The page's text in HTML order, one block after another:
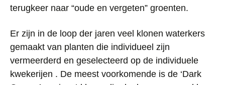
terugkeer naar “oude en vergeten” groenten.
Er zijn in de loop der jaren veel klonen waterkers
gemaakt van planten die individueel zijn
vermeerderd en geselecteerd op de individuele
kwekerijen . De meest voorkomende is de ‘Dark